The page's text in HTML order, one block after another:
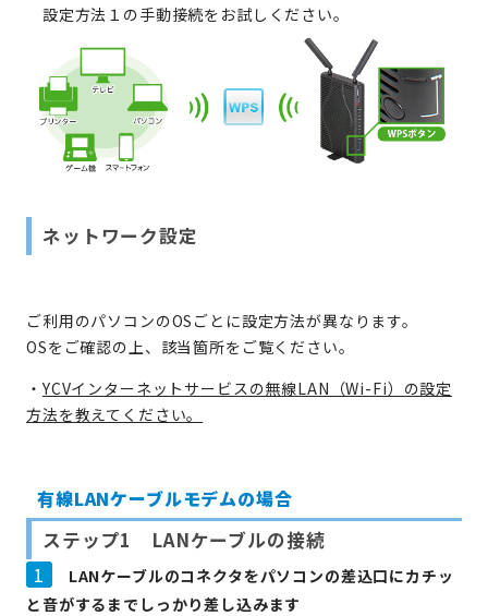
設定方法１の手動接続をお試しください。
ネットワーク設定
ご利用のパソコンのOSごとに設定方法が異なります。
OSをご確認の上、該当箇所をご覧ください。
・ YCVインターネットサービスの無線LAN（Wi-Fi）の設定
方法を教えてください。
有線LANケーブルモデムの場合
ステップ1 LANケーブルの接続
1
LANケーブルのコネクタをパソコンの差込口にカチッ
と音がするまでしっかり差し込みます